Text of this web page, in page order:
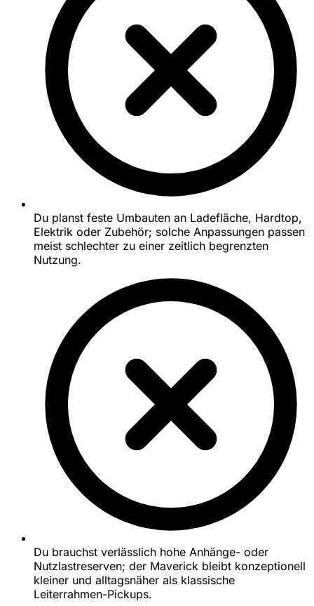
Du planst feste Umbauten an Ladefläche, Hardtop,
Elektrik oder Zubehör; solche Anpassungen passen
meist schlechter zu einer zeitlich begrenzten
Nutzung.
Du brauchst verlässlich hohe Anhänge- oder
Nutzlastreserven; der Maverick bleibt konzeptionell
kleiner und alltagsnäher als klassische
Leiterrahmen-Pickups.